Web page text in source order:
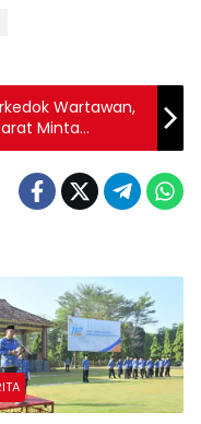
Wartawan,
Minta